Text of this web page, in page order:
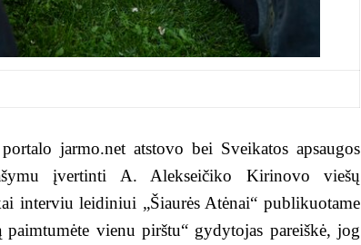
jarmo.net atstovo bei Sveikatos apsaugos
įvertinti A. Alekseičiko Kirinovo viešų
interviu leidiniui „Šiaurės Atėnai“ publikuotame
vienu pirštu“ gydytojas pareiškė, jog